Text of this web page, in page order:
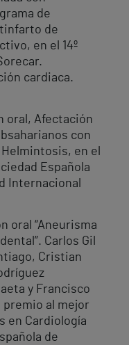
de
de
en el 14º
cardiaca.
oral, Afectación
con
en el
Española
Internacional
oral “Aneurisma
Carlos Gil
Cristian
y Francisco
premio al mejor
en Cardiología
de